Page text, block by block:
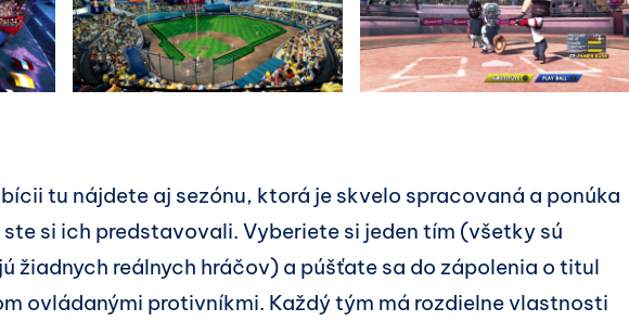
tu nájdete aj sezónu, ktorá je skvelo spracovaná a ponúka
si ich predstavovali. Vyberiete si jeden tím (všetky sú
žiadnych reálnych hráčov) a púšťate sa do zápolenia o titul
ovládanými protivníkmi. Každý tým má rozdielne vlastnosti